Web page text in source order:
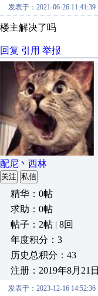
发表于：2021-06-26 11:41:39
楼主解决了吗
回复 引用 举报
配尼丶西林
关注 私信
精华：0帖
求助：0帖
帖子：2帖 | 8回
年度积分：3
历史总积分：43
注册：2019年8月21日
发表于：2023-12-16 14:52:36